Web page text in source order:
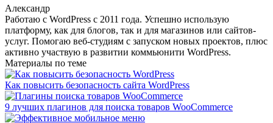
Александр
Работаю с WordPress с 2011 года. Успешно использую
платформу, как для блогов, так и для магазинов или сайтов-
услуг. Помогаю веб-студиям с запуском новых проектов, плюс
активно участвую в развитии коммьюнити WordPress.
Материалы по теме
Как повысить безопасность сайта WordPress
9 лучших плагинов для поиска товаров WooCommerce